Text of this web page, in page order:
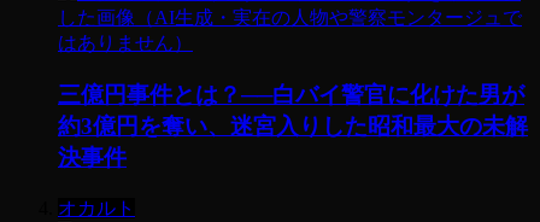
三億円事件とは？──白バイ警官に化けた男が
約3億円を奪い、迷宮入りした昭和最大の未解
決事件
オカルト